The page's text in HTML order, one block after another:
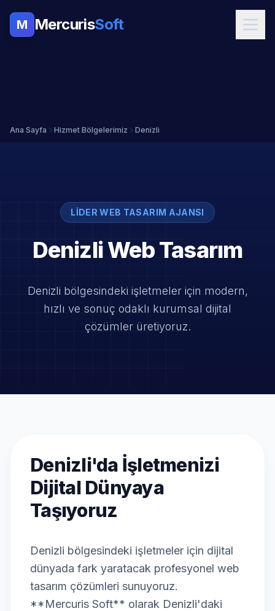
M MercurisSoft
Ana Sayfa Hizmet Bölgelerimiz Denizli
LIDER WEB TASARIM AJANSI
Denizli Web Tasarım
Denizli bölgesindeki işletmeler için modern,
hızlı ve sonuç odaklı kurumsal dijital
çözümler üretiyoruz.
Denizli'da İşletmenizi
Dijital Dünyaya
Taşıyoruz
Denizli bölgesindeki işletmeler için dijital
dünyada fark yaratacak profesyonel web
tasarım çözümleri sunuyoruz.
**Mercuris Soft** olarak Denizli'daki